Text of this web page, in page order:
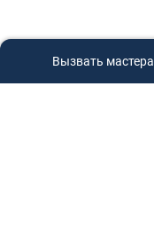
Вызвать мастера